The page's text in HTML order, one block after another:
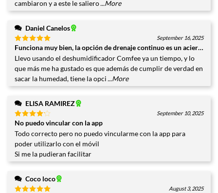
cambiaron y a este le saliero...More
Daniel Canelos
Valorado
con
5
September 16, 2025
Funciona muy bien, la opción de drenaje continuo es un acierto
Llevo usando el deshumidificador Comfee ya un tiempo, y lo
que más me ha gustado es que además de cumplir de verdad en
sacar la humedad, tiene la opci ...More
ELISA RAMIREZ
Valorado
con
de 5
September 10, 2025
No puedo vincular con la app
Todo correcto pero no puedo vincularme con la app para
poder utilizarlo con el móvil
Si me la pudieran facilitar
Coco loco
August 3, 2025